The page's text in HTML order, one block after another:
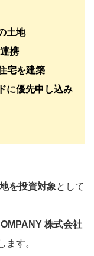
土地
携
宅を建築
に優先申し込み
を投資対象として
株式会社
ます。